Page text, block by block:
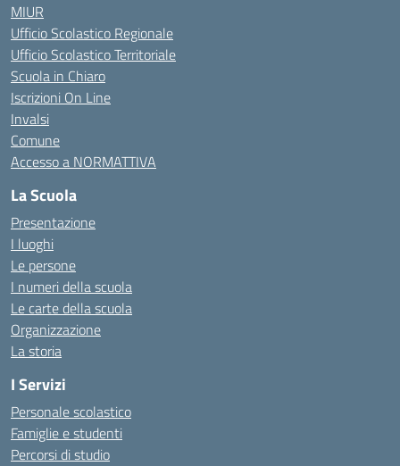
MIUR
Ufficio Scolastico Regionale
Ufficio Scolastico Territoriale
Scuola in Chiaro
Iscrizioni On Line
Invalsi
Comune
Accesso a NORMATTIVA
La Scuola
Presentazione
I luoghi
Le persone
I numeri della scuola
Le carte della scuola
Organizzazione
La storia
I Servizi
Personale scolastico
Famiglie e studenti
Percorsi di studio